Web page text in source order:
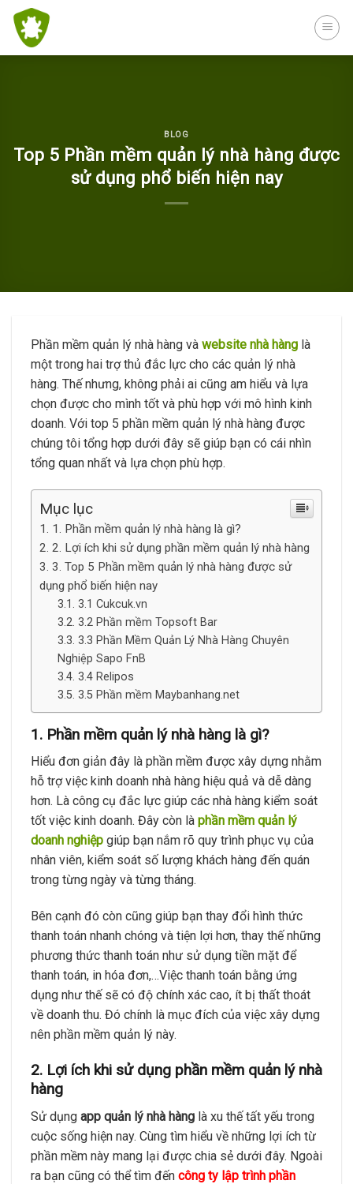
Skip
content
BLOG
Top 5 Phần mềm quản lý nhà hàng được
sử dụng phổ biến hiện nay
Phần mềm quản lý nhà hàng và website nhà hàng là
một trong hai trợ thủ đắc lực cho các quản lý nhà
hàng. Thế nhưng, không phải ai cũng am hiểu và lựa
chọn được cho mình tốt và phù hợp với mô hình kinh
doanh. Với top 5 phần mềm quản lý nhà hàng được
chúng tôi tổng hợp dưới đây sẽ giúp bạn có cái nhìn
tổng quan nhất và lựa chọn phù hợp.
Mục lục
1. Phần mềm quản lý nhà hàng là gì?
2. Lợi ích khi sử dụng phần mềm quản lý nhà hàng
3. Top 5 Phần mềm quản lý nhà hàng được sử
dụng phổ biến hiện nay
3.1 Cukcuk.vn
3.2 Phần mềm Topsoft Bar
3.3 Phần Mềm Quản Lý Nhà Hàng Chuyên
Nghiệp Sapo FnB
3.4 Relipos
3.5 Phần mềm Maybanhang.net
1. Phần mềm quản lý nhà hàng là gì?
Hiểu đơn giản đây là phần mềm được xây dựng nhằm
hỗ trợ việc kinh doanh nhà hàng hiệu quả và dễ dàng
hơn. Là công cụ đắc lực giúp các nhà hàng kiểm soát
tốt việc kinh doanh. Đây còn là phần mềm quản lý
doanh nghiệp giúp bạn nắm rõ quy trình phục vụ của
nhân viên, kiểm soát số lượng khách hàng đến quán
trong từng ngày và từng tháng.
Bên cạnh đó còn cũng giúp bạn thay đổi hình thức
thanh toán nhanh chóng và tiện lợi hơn, thay thế những
phương thức thanh toán như sử dụng tiền mặt để
thanh toán, in hóa đơn,…Việc thanh toán bằng ứng
dụng như thế sẽ có độ chính xác cao, ít bị thất thoát
về doanh thu. Đó chính là mục đích của việc xây dựng
nên phần mềm quản lý này.
2. Lợi ích khi sử dụng phần mềm quản lý nhà
hàng
Sử dụng app quản lý nhà hàng là xu thế tất yếu trong
cuộc sống hiện nay. Cùng tìm hiểu về những lợi ích từ
phần mềm này mang lại được chia sẻ dưới đây. Ngoài
ra bạn cũng có thể tìm đến công ty lập trình phần